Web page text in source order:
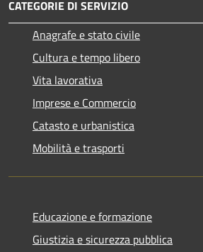
CATEGORIE DI SERVIZIO
Anagrafe e stato civile
Cultura e tempo libero
Vita lavorativa
Imprese e Commercio
Catasto e urbanistica
Mobilità e trasporti
Educazione e formazione
Giustizia e sicurezza pubblica